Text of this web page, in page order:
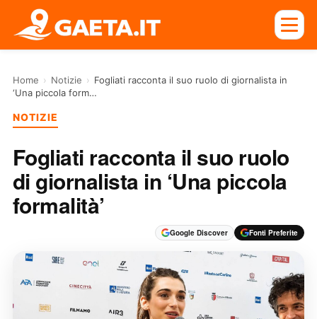
Home › Notizie › Fogliati racconta il suo ruolo di giornalista in
‘Una piccola form…
NOTIZIE
Fogliati racconta il suo ruolo
di giornalista in ‘Una piccola
formalità’
Google Discover Fonti Preferite